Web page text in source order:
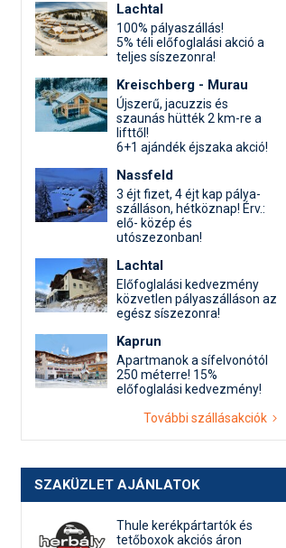
Lachtal
100% pályaszállás!
5% téli előfoglalási akció a
teljes síszezonra!
Kreischberg - Murau
Újszerű, jacuzzis és
szaunás hütték 2 km-re a
lifttől!
6+1 ajándék éjszaka akció!
Nassfeld
3 éjt fizet, 4 éjt kap pálya-
szálláson, hétköznap! Érv.:
elő- közép és
utószezonban!
Lachtal
Előfoglalási kedvezmény
közvetlen pályaszálláson az
egész síszezonra!
Kaprun
Apartmanok a sífelvonótól
250 méterre! 15%
előfoglalási kedvezmény!
További szállásakciók
SZAKÜZLET AJÁNLATOK
Thule kerékpártartók és
tetőboxok akciós áron